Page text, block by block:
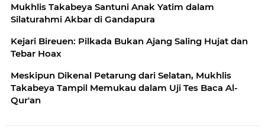
Mukhlis Takabeya Santuni Anak Yatim dalam
Silaturahmi Akbar di Gandapura
Kejari Bireuen: Pilkada Bukan Ajang Saling Hujat dan
Tebar Hoax
Meskipun Dikenal Petarung dari Selatan, Mukhlis
Takabeya Tampil Memukau dalam Uji Tes Baca Al-
Qur'an